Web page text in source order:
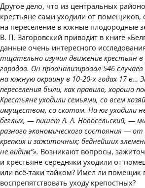
Другое дело, что из центральных
крестьяне сами уходили от помещиков,
на переселение в южные плодородные
В. П. Загоровский приводит в книге
данные очень интересного
тщательно изучил движение крестьян в
городов. Он проанализировал 546
на южную окраину в 10-20-х годах 17 в…
переселения были, как правило, хорошо
Крестьяне уходили семьями, со всем
имуществом, со скотом. На юг уходили
беглых, — пишет А. А. Новосельский, —
разного экономического состояния —
крепких и зажиточных; беднейших
не видим“». Возникают вопросы,
и крестьяне-середняки уходили от
или всё-таки тайком? Имел ли помещик
воспрепятствовать уходу крепостных?